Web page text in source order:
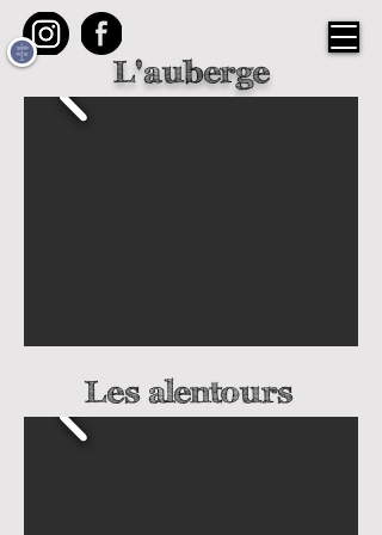
L'auberge
Les alentours